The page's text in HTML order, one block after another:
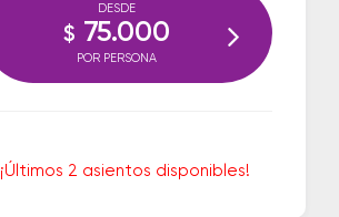
¡Últimos 2 asientos disponibles!
DESDE
$ 75.000
POR PERSONA